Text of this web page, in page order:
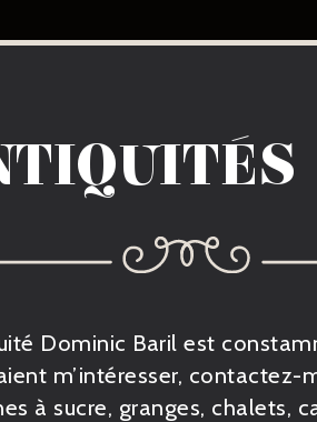
Dominic Baril est
m’intéresser, contactez-
à sucre, granges, chalets,